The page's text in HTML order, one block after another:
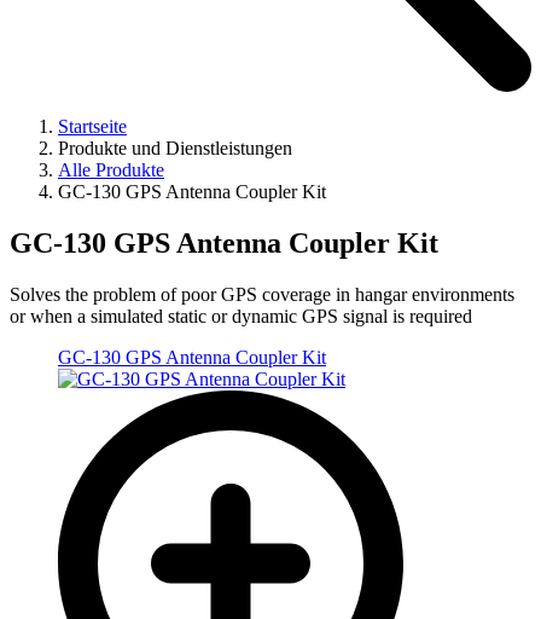
Startseite
Produkte und Dienstleistungen
Alle Produkte
GC-130 GPS Antenna Coupler Kit
GC-130 GPS Antenna Coupler Kit
Solves the problem of poor GPS coverage in hangar environments
or when a simulated static or dynamic GPS signal is required
GC-130 GPS Antenna Coupler Kit